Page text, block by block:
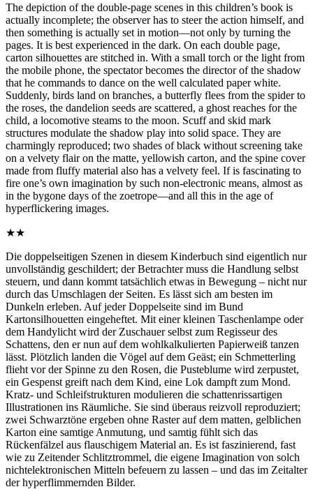
The depiction of the double-page scenes in this children’s book is
actually incomplete; the observer has to steer the action himself, and
then something is actually set in motion—not only by turning the
pages. It is best experienced in the dark. On each double page,
carton silhouettes are stitched in. With a small torch or the light from
the mobile phone, the spectator becomes the director of the shadow
that he commands to dance on the well calculated paper white.
Suddenly, birds land on branches, a butterfly flees from the spider to
the roses, the dandelion seeds are scattered, a ghost reaches for the
child, a locomotive steams to the moon. Scuff and skid mark
structures modulate the shadow play into solid space. They are
charmingly reproduced; two shades of black without screening take
on a velvety flair on the matte, yellowish carton, and the spine cover
made from fluffy material also has a velvety feel. If is fascinating to
fire one’s own imagination by such non-electronic means, almost as
in the bygone days of the zoetrope—and all this in the age of
hyperflickering images.
★★
Die doppelseitigen Szenen in diesem Kinderbuch sind eigentlich nur
unvollständig geschildert; der Betrachter muss die Handlung selbst
steuern, und dann kommt tatsächlich etwas in Bewegung – nicht nur
durch das Umschlagen der Seiten. Es lässt sich am besten im
Dunkeln erleben. Auf jeder Doppelseite sind im Bund
Kartonsilhouetten eingeheftet. Mit einer kleinen Taschenlampe oder
dem Handylicht wird der Zuschauer selbst zum Regisseur des
Schattens, den er nun auf dem wohlkalkulierten Papierweiß tanzen
lässt. Plötzlich landen die Vögel auf dem Geäst; ein Schmetterling
flieht vor der Spinne zu den Rosen, die Pusteblume wird zerpustet,
ein Gespenst greift nach dem Kind, eine Lok dampft zum Mond.
Kratz- und Schleifstrukturen modulieren die schattenrissartigen
Illustrationen ins Räumliche. Sie sind überaus reizvoll reproduziert;
zwei Schwarztöne ergeben ohne Raster auf dem matten, gelblichen
Karton eine samtige Anmutung, und samtig fühlt sich das
Rückenfälzel aus flauschigem Material an. Es ist faszinierend, fast
wie zu Zeitender Schlitztrommel, die eigene Imagination von solch
nichtelektronischen Mitteln befeuern zu lassen – und das im Zeitalter
der hyperflimmernden Bilder.